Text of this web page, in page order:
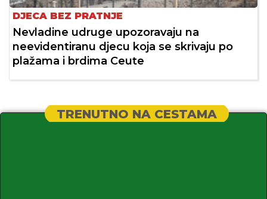
DJECA BEZ PRATNJE
Nevladine udruge upozoravaju na
neevidentiranu djecu koja se skrivaju po
plažama i brdima Ceute
TRENUTNO NA CESTAMA